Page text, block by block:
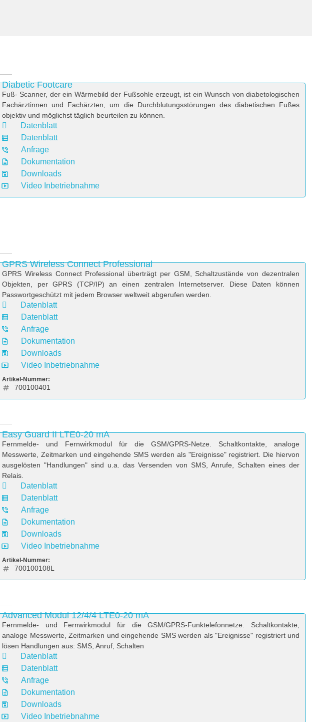
Diabetic Footcare
Fuß- Scanner, der ein Wärmebild der Fußsohle erzeugt, ist ein Wunsch von diabetologischen
Fachärztinnen und Fachärzten, um die Durchblutungsstörungen des diabetischen Fußes
objektiv und möglichst täglich beurteilen zu können.
Datenblatt
Datenblatt
Anfrage
Dokumentation
Downloads
Video Inbetriebnahme
GPRS Wireless Connect Professional
GPRS Wireless Connect Professional überträgt per GSM, Schaltzustände von dezentralen
Objekten, per GPRS (TCP/IP) an einen zentralen Internetserver. Diese Daten können
Passwortgeschützt mit jedem Browser weltweit abgerufen werden.
Datenblatt
Datenblatt
Anfrage
Dokumentation
Downloads
Video Inbetriebnahme
Artikel-Nummer:
700100401
Easy Guard II LTE0-20 mA
Fernmelde- und Fernwirkmodul für die GSM/GPRS-Netze. Schaltkontakte, analoge
Messwerte, Zeitmarken und eingehende SMS werden als "Ereignisse" registriert. Die hiervon
ausgelösten "Handlungen" sind u.a. das Versenden von SMS, Anrufe, Schalten eines der
Relais.
Datenblatt
Datenblatt
Anfrage
Dokumentation
Downloads
Video Inbetriebnahme
Artikel-Nummer:
700100108L
Advanced Modul 12/4/4 LTE0-20 mA
Fernmelde- und Fernwirkmodul für die GSM/GPRS-Funktelefonnetze. Schaltkontakte,
analoge Messwerte, Zeitmarken und eingehende SMS werden als "Ereignisse" registriert und
lösen Handlungen aus: SMS, Anruf, Schalten
Datenblatt
Datenblatt
Anfrage
Dokumentation
Downloads
Video Inbetriebnahme